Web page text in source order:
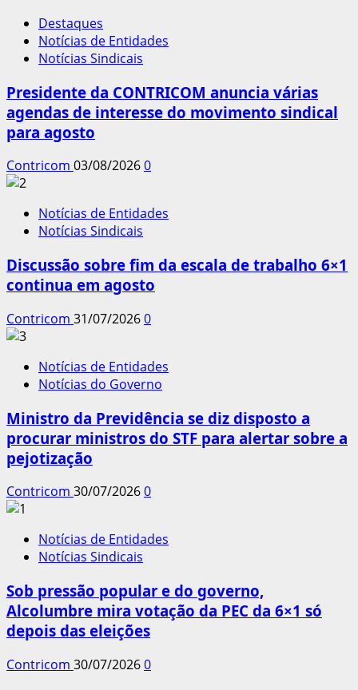
Destaques
Notícias de Entidades
Notícias Sindicais
Presidente da CONTRICOM anuncia várias
agendas de interesse do movimento sindical
para agosto
Contricom 03/08/20260
Notícias de Entidades
Notícias Sindicais
Discussão sobre fim da escala de trabalho 6×1
continua em agosto
Contricom 31/07/20260
Notícias de Entidades
Notícias do Governo
Ministro da Previdência se diz disposto a
procurar ministros do STF para alertar sobre a
pejotização
Contricom 30/07/20260
Notícias de Entidades
Notícias Sindicais
Sob pressão popular e do governo,
Alcolumbre mira votação da PEC da 6×1 só
depois das eleições
Contricom 30/07/20260